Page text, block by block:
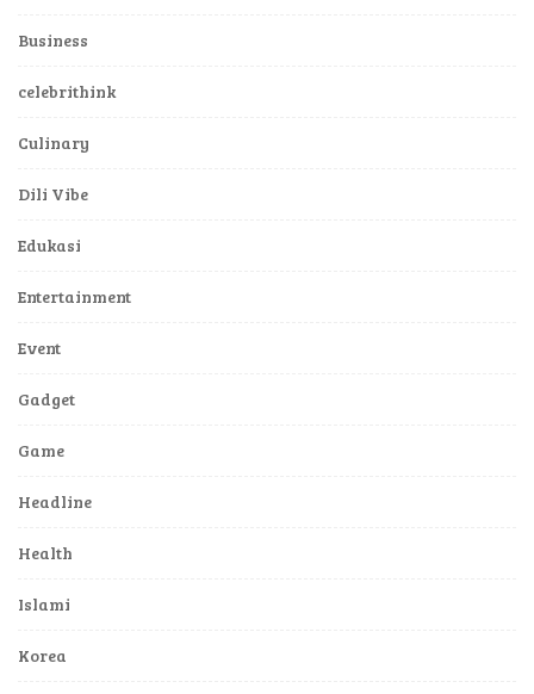
Business
celebrithink
Culinary
Dili Vibe
Edukasi
Entertainment
Event
Gadget
Game
Headline
Health
Islami
Korea